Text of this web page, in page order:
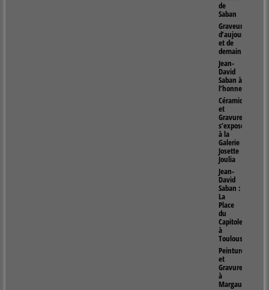
de
Saban
Graveur
d’aujourd’hui
et de
demain
Jean-
David
Saban à
l’honneur
Céramiques
et
Gravures
s’exposent
à la
Galerie
Josette
Joulia
Jean-
David
Saban :
La
Place
du
Capitole
à
Toulouse
Peintures
et
Gravures
à
Margaux